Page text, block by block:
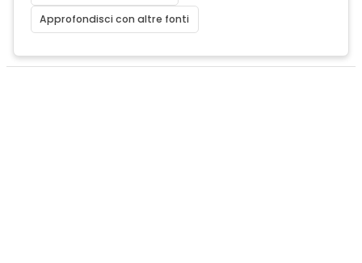
Approfondisci con altre fonti